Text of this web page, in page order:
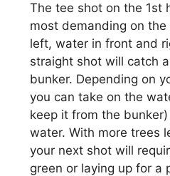
The tee shot on the 1st
most demanding on
left, water in front and
straight shot will catch
bunker. Depending on
you can take on the
keep it from the
water. With more trees
your next shot will
green or laying up for a